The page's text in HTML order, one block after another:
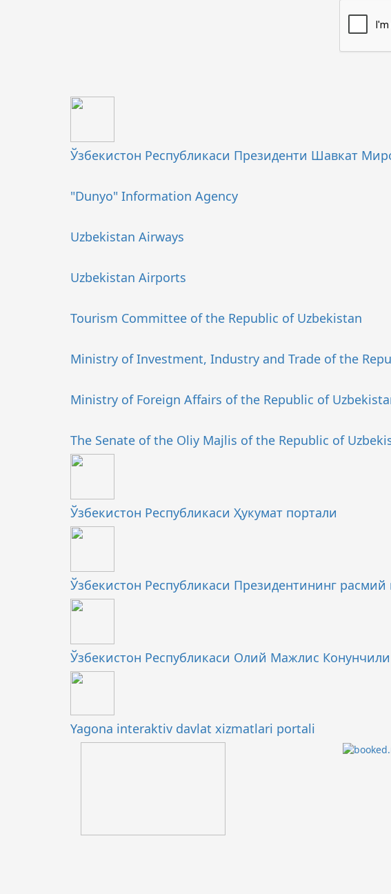
Ўзбекистон Республикаси Президенти Шавкат
"Dunyo" Information Agency
Uzbekistan Airways
Uzbekistan Airports
Tourism Committee of the Republic of Uzbekistan
Ministry of Investment, Industry and Trade of the
Ministry of Foreign Affairs of the Republic of
The Senate of the Oliy Majlis of the Republic of
Ўзбекистон Республикаси Ҳукумат портали
Ўзбекистон Республикаси Президентининг расмий
Ўзбекистон Республикаси Олий Мажлис
Yagona interaktiv davlat xizmatlari portali